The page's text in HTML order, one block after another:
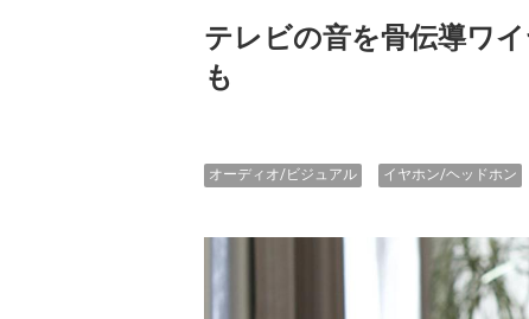
テレビの音を骨伝導ワ
も
オーディオ/ビジュアル イヤホン/ヘッドホン